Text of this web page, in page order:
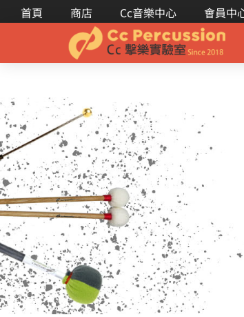
首頁 商店 Cc音樂中心 會員中